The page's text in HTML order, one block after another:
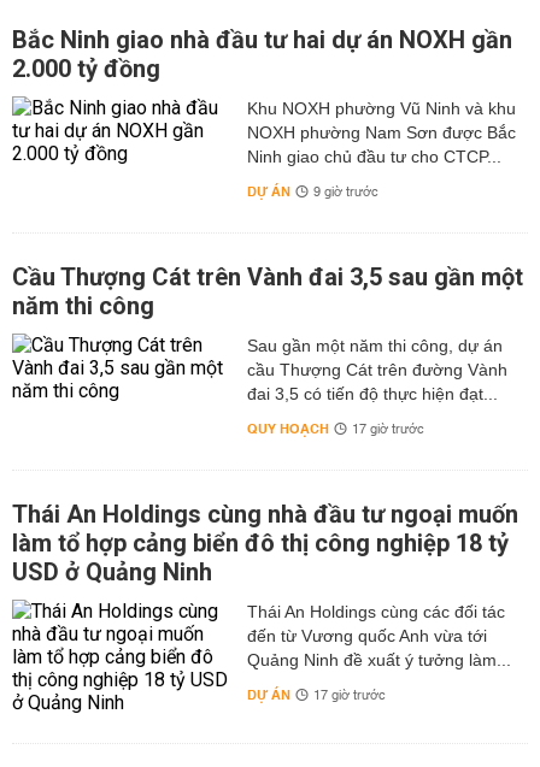
Bắc Ninh giao nhà đầu tư hai dự án NOXH gần
2.000 tỷ đồng
Khu NOXH phường Vũ Ninh và khu
NOXH phường Nam Sơn được Bắc
Ninh giao chủ đầu tư cho CTCP...
DỰ ÁN 9 giờ trước
Cầu Thượng Cát trên Vành đai 3,5 sau gần một
năm thi công
Sau gần một năm thi công, dự án
cầu Thượng Cát trên đường Vành
đai 3,5 có tiến độ thực hiện đạt...
QUY HOẠCH 17 giờ trước
Thái An Holdings cùng nhà đầu tư ngoại muốn
làm tổ hợp cảng biển đô thị công nghiệp 18 tỷ
USD ở Quảng Ninh
Thái An Holdings cùng các đối tác
đến từ Vương quốc Anh vừa tới
Quảng Ninh đề xuất ý tưởng làm...
DỰ ÁN 17 giờ trước